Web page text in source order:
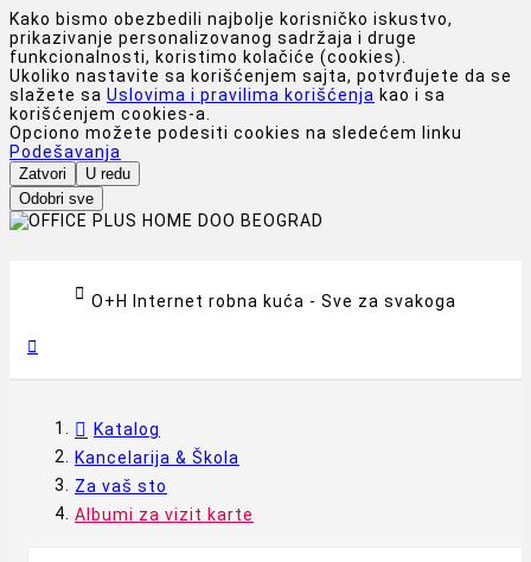
Kako bismo obezbedili najbolje korisničko iskustvo,
prikazivanje personalizovanog sadržaja i druge
funkcionalnosti, koristimo kolačiće (cookies).
Ukoliko nastavite sa korišćenjem sajta, potvrđujete da se
slažete sa Uslovima i pravilima korišćenja kao i sa
korišćenjem cookies-a.
Opciono možete podesiti cookies na sledećem linku
Podešavanja
Zatvori
U redu
Odobri sve
 O+H Internet robna kuća - Sve za svakoga

Katalog
Kancelarija & Škola
Za vaš sto
Albumi za vizit karte